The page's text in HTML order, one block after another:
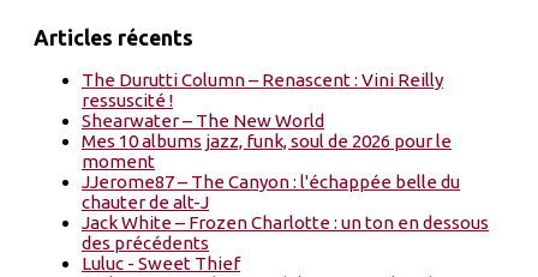
Articles récents
The Durutti Column – Renascent : Vini Reilly
ressuscité !
Shearwater – The New World
Mes 10 albums jazz, funk, soul de 2026 pour le
moment
JJerome87 – The Canyon : l'échappée belle du
chauter de alt-J
Jack White – Frozen Charlotte : un ton en dessous
des précédents
Luluc - Sweet Thief